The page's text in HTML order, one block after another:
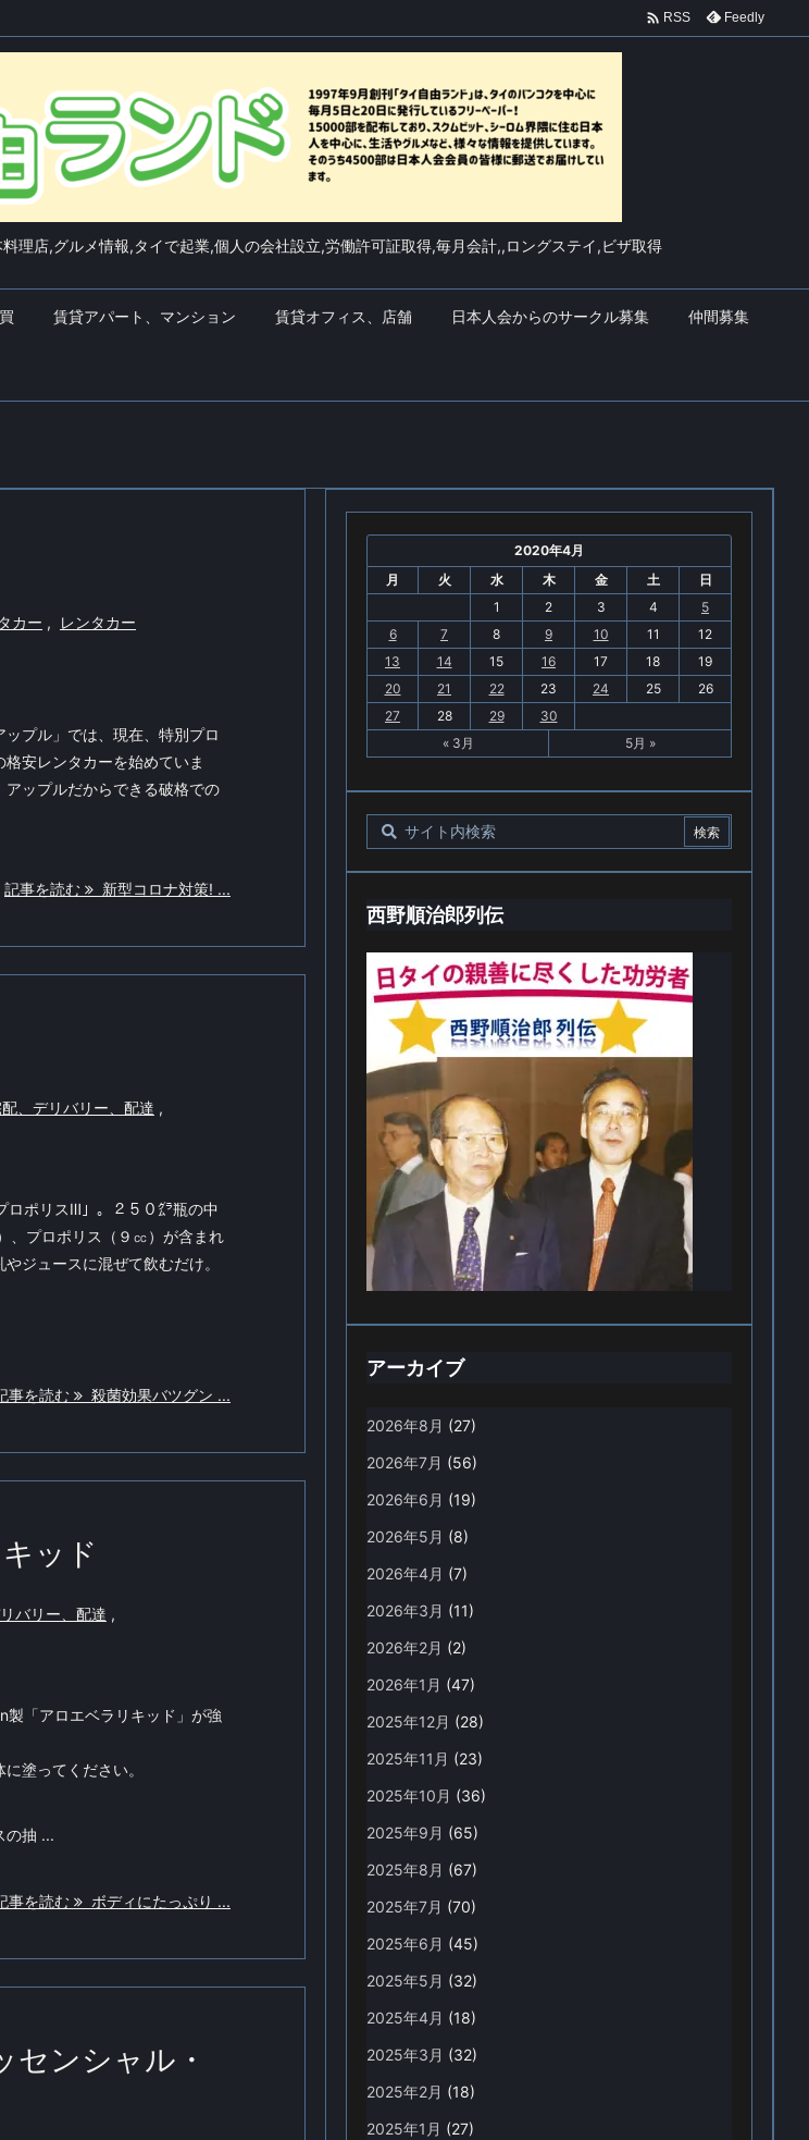
理店,グルメ情報,タイで起業,個人の会社設立,労働許可証取得,毎月会計,,ロングステイ,ビザ取得
賃貸アパート、マンション 賃貸オフィス、店舗 日本人会からのサークル募集 仲間募集
 RSS Feedly
カー , レンタカー
プル」では、現在、特別プロ
安レンタカーを始めていま
ップルだからできる破格での
記事を読む 新型コロナ対策! ...
、デリバリー、配達 ,
ロポリスⅢ」。２５０㌘瓶の中
、プロポリス（９㏄）が含まれ
ジュースに混ぜて飲むだけ。
事を読む 殺菌効果バツグン ...
ッド
バリー、配達 ,
製「アロエベラリキッド」が強
塗ってください。
の抽 ...
事を読む ボディにたっぷり ...
ンシャル・
2020年4月
月
火 水 木 金 土
日
1
2 3 4
5
6
7 8 9 10 11
12
13
14 15 16 17 18
19
20
21 22 23 24 25
26
27
28 29
30
« 3月
5月 »
西野順治郎列伝
アーカイブ
2026年8月 (27)
2026年7月 (56)
2026年6月 (19)
2026年5月 (8)
2026年4月 (7)
2026年3月 (11)
2026年2月 (2)
2026年1月 (47)
2025年12月 (28)
2025年11月 (23)
2025年10月 (36)
2025年9月 (65)
2025年8月 (67)
2025年7月 (70)
2025年6月 (45)
2025年5月 (32)
2025年4月 (18)
2025年3月 (32)
2025年2月 (18)
2025年1月 (27)